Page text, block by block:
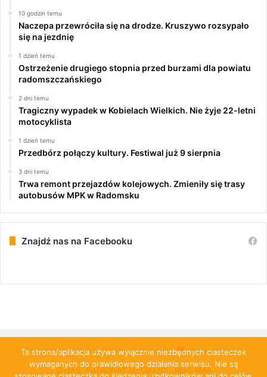
10 godzin temu
Naczepa przewróciła się na drodze. Kruszywo rozsypało
się na jezdnię
1 dzień temu
Ostrzeżenie drugiego stopnia przed burzami dla powiatu
radomszczańskiego
2 dni temu
Tragiczny wypadek w Kobielach Wielkich. Nie żyje 22-letni
motocyklista
1 dzień temu
Przedbórz połączy kultury. Festiwal już 9 sierpnia
3 dni temu
Trwa remont przejazdów kolejowych. Zmieniły się trasy
autobusów MPK w Radomsku
Znajdź nas na Facebooku
© Copyright 2026, All Rights Reserved | PulsRadomska.pl
O NAS PATRONAT MEDIALNY REKLAMA
Ta strona/aplikacja używa wyłącznie niezbędnych ciasteczek
wymaganych do prawidłowego działania serwisu. Nie są